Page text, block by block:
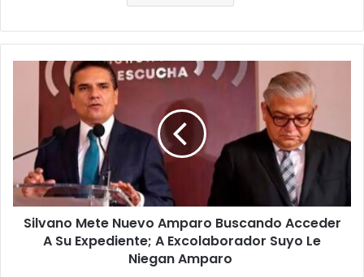
Silvano
Buscando
Acceder
Su
Expediente;
Excolaborador
Silvano Mete Nuevo Amparo Buscando Acceder
A Su Expediente; A Excolaborador Suyo Le
Niegan Amparo